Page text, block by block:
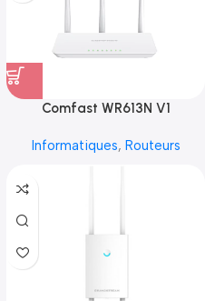
Comfast WR613N V1
Informatiques, Routeurs